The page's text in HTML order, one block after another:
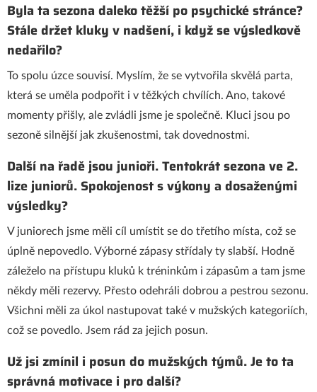
Byla ta sezona daleko těžší po psychické stránce?
Stále držet kluky v nadšení, i když se výsledkově
nedařilo?
To spolu úzce souvisí. Myslím, že se vytvořila skvělá parta,
která se uměla podpořit i v těžkých chvílích. Ano, takové
momenty přišly, ale zvládli jsme je společně. Kluci jsou po
sezoně silnější jak zkušenostmi, tak dovednostmi.
Další na řadě jsou junioři. Tentokrát sezona ve 2.
lize juniorů. Spokojenost s výkony a dosaženými
výsledky?
V juniorech jsme měli cíl umístit se do třetího místa, což se
úplně nepovedlo. Výborné zápasy střídaly ty slabší. Hodně
záleželo na přístupu kluků k tréninkům i zápasům a tam jsme
někdy měli rezervy. Přesto odehráli dobrou a pestrou sezonu.
Všichni měli za úkol nastupovat také v mužských kategoriích,
což se povedlo. Jsem rád za jejich posun.
Už jsi zmínil i posun do mužských týmů. Je to ta
správná motivace i pro další?